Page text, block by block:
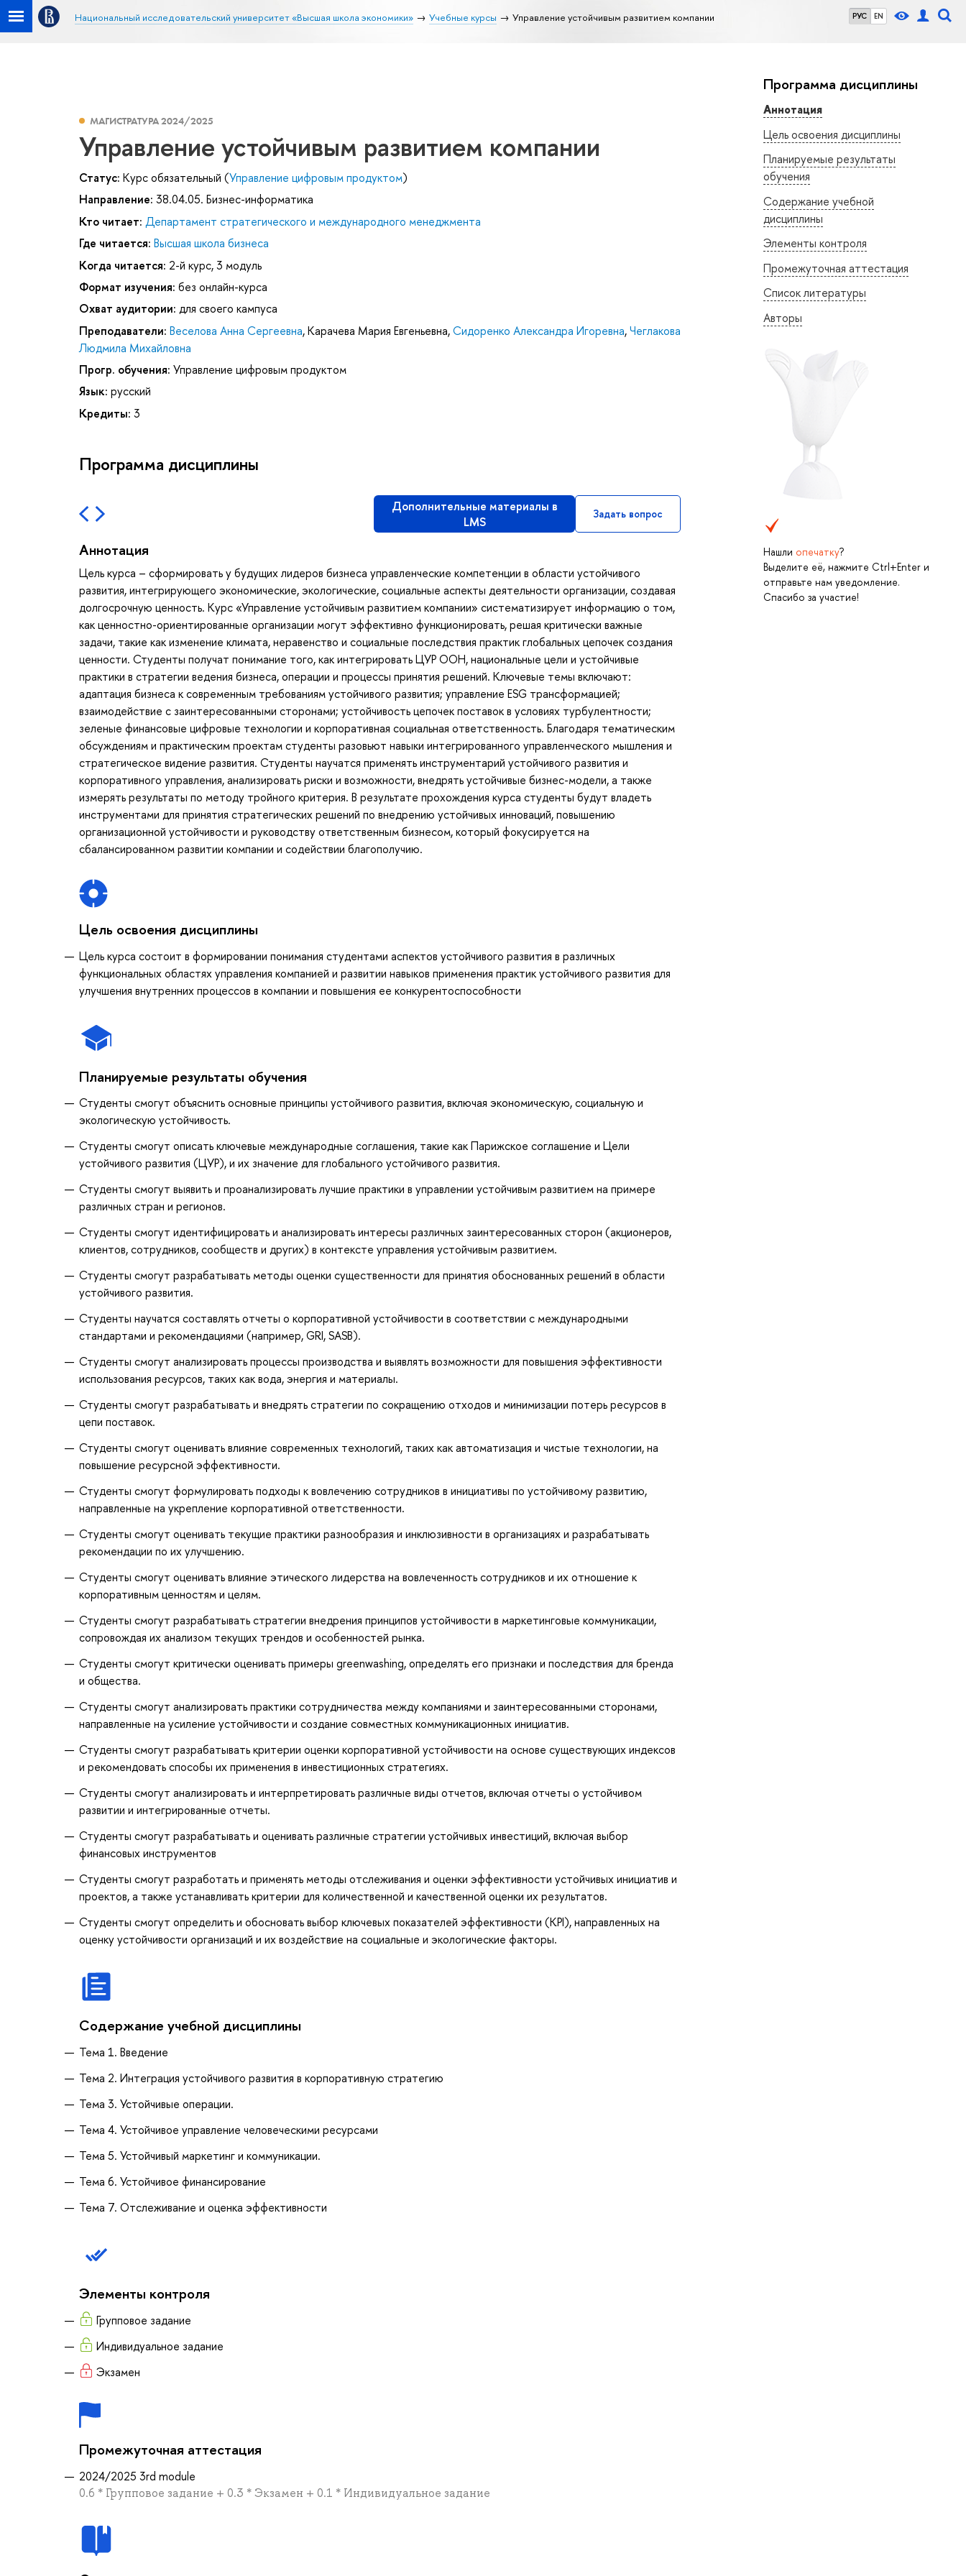
РУС EN
Национальный исследовательский университет «Высшая школа экономики» Учебные курсы Управление устойчивым развитием компании
Программа дисциплины
Аннотация
Цель освоения дисциплины
Планируемые результаты
обучения
Содержание учебной
дисциплины
Элементы контроля
Промежуточная аттестация
Список литературы
Авторы
Нашли опечатку?
Выделите её, нажмите Ctrl+Enter и
отправьте нам уведомление.
Спасибо за участие!
МАГИСТРАТУРА 2024/2025
Управление устойчивым развитием компании
Статус: Курс обязательный (Управление цифровым продуктом)
Направление: 38.04.05. Бизнес-информатика
Кто читает: Департамент стратегического и международного менеджмента
Где читается: Высшая школа бизнеса
Когда читается: 2-й курс, 3 модуль
Формат изучения: без онлайн-курса
Охват аудитории: для своего кампуса
Преподаватели: Веселова Анна Сергеевна,Карачева Мария Евгеньевна,Сидоренко Александра Игоревна,Чеглакова
Людмила Михайловна
Прогр. обучения: Управление цифровым продуктом
Язык: русский
Кредиты: 3
Программа дисциплины
Дополнительные материалы в
LMS
Задать вопрос
Аннотация
Цель курса – сформировать у будущих лидеров бизнеса управленческие компетенции в области устойчивого
развития, интегрирующего экономические, экологические, социальные аспекты деятельности организации, создавая
долгосрочную ценность. Курс «Управление устойчивым развитием компании» систематизирует информацию о том,
как ценностно-ориентированные организации могут эффективно функционировать, решая критически важные
задачи, такие как изменение климата, неравенство и социальные последствия практик глобальных цепочек создания
ценности. Студенты получат понимание того, как интегрировать ЦУР ООН, национальные цели и устойчивые
практики в стратегии ведения бизнеса, операции и процессы принятия решений. Ключевые темы включают:
адаптация бизнеса к современным требованиям устойчивого развития; управление ESG трансформацией;
взаимодействие с заинтересованными сторонами; устойчивость цепочек поставок в условиях турбулентности;
зеленые финансовые цифровые технологии и корпоративная социальная ответственность. Благодаря тематическим
обсуждениям и практическим проектам студенты разовьют навыки интегрированного управленческого мышления и
стратегическое видение развития. Студенты научатся применять инструментарий устойчивого развития и
корпоративного управления, анализировать риски и возможности, внедрять устойчивые бизнес-модели, а также
измерять результаты по методу тройного критерия. В результате прохождения курса студенты будут владеть
инструментами для принятия стратегических решений по внедрению устойчивых инноваций, повышению
организационной устойчивости и руководству ответственным бизнесом, который фокусируется на
сбалансированном развитии компании и содействии благополучию.
Цель освоения дисциплины
Цель курса состоит в формировании понимания студентами аспектов устойчивого развития в различных
функциональных областях управления компанией и развитии навыков применения практик устойчивого развития для
улучшения внутренних процессов в компании и повышения ее конкурентоспособности
Планируемые результаты обучения
Студенты смогут объяснить основные принципы устойчивого развития, включая экономическую, социальную и
экологическую устойчивость.
Студенты смогут описать ключевые международные соглашения, такие как Парижское соглашение и Цели
устойчивого развития (ЦУР), и их значение для глобального устойчивого развития.
Студенты смогут выявить и проанализировать лучшие практики в управлении устойчивым развитием на примере
различных стран и регионов.
Студенты смогут идентифицировать и анализировать интересы различных заинтересованных сторон (акционеров,
клиентов, сотрудников, сообществ и других) в контексте управления устойчивым развитием.
Студенты смогут разрабатывать методы оценки существенности для принятия обоснованных решений в области
устойчивого развития.
Студенты научатся составлять отчеты о корпоративной устойчивости в соответствии с международными
стандартами и рекомендациями (например, GRI, SASB).
Студенты смогут анализировать процессы производства и выявлять возможности для повышения эффективности
использования ресурсов, таких как вода, энергия и материалы.
Студенты смогут разрабатывать и внедрять стратегии по сокращению отходов и минимизации потерь ресурсов в
цепи поставок.
Студенты смогут оценивать влияние современных технологий, таких как автоматизация и чистые технологии, на
повышение ресурсной эффективности.
Студенты смогут формулировать подходы к вовлечению сотрудников в инициативы по устойчивому развитию,
направленные на укрепление корпоративной ответственности.
Студенты смогут оценивать текущие практики разнообразия и инклюзивности в организациях и разрабатывать
рекомендации по их улучшению.
Студенты смогут оценивать влияние этического лидерства на вовлеченность сотрудников и их отношение к
корпоративным ценностям и целям.
Студенты смогут разрабатывать стратегии внедрения принципов устойчивости в маркетинговые коммуникации,
сопровождая их анализом текущих трендов и особенностей рынка.
Студенты смогут критически оценивать примеры greenwashing, определять его признаки и последствия для бренда
и общества.
Студенты смогут анализировать практики сотрудничества между компаниями и заинтересованными сторонами,
направленные на усиление устойчивости и создание совместных коммуникационных инициатив.
Студенты смогут разрабатывать критерии оценки корпоративной устойчивости на основе существующих индексов
и рекомендовать способы их применения в инвестиционных стратегиях.
Студенты смогут анализировать и интерпретировать различные виды отчетов, включая отчеты о устойчивом
развитии и интегрированные отчеты.
Студенты смогут разрабатывать и оценивать различные стратегии устойчивых инвестиций, включая выбор
финансовых инструментов
Студенты смогут разработать и применять методы отслеживания и оценки эффективности устойчивых инициатив и
проектов, а также устанавливать критерии для количественной и качественной оценки их результатов.
Студенты смогут определить и обосновать выбор ключевых показателей эффективности (KPI), направленных на
оценку устойчивости организаций и их воздействие на социальные и экологические факторы.
Содержание учебной дисциплины
Тема 1. Введение
Тема 2. Интеграция устойчивого развития в корпоративную стратегию
Тема 3. Устойчивые операции.
Тема 4. Устойчивое управление человеческими ресурсами
Тема 5. Устойчивый маркетинг и коммуникации.
Тема 6. Устойчивое финансирование
Тема 7. Отслеживание и оценка эффективности
Элементы контроля
Групповое задание
Индивидуальное задание
Экзамен
Промежуточная аттестация
2024/2025 3rd module
0.6 * Групповое задание + 0.3 * Экзамен + 0.1 * Индивидуальное задание